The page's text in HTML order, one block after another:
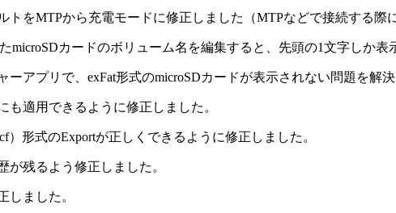
トをMTPから充電モードに修正しました（MTPなどで接続する
microSDカードのボリューム名を編集すると、先頭の1文字しか表
ーアプリで、exFat形式のmicroSDカードが表示されない問題を解決
も適用できるように修正しました。
）形式のExportが正しくできるように修正しました。
が残るよう修正しました。
しました。